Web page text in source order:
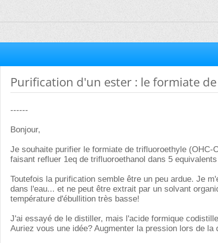
Purification d'un ester : le formiate
------
Bonjour,
Je souhaite purifier le formiate de trifluoroethyle (OHC-
faisant refluer 1eq de trifluoroethanol dans 5
Toutefois la purification semble être un peu ardue. Je
dans l'eau... et ne peut être extrait par un solvant
température d'ébullition très basse!
J'ai essayé de le distiller, mais l'acide formique
Auriez vous une idée? Augmenter la pression lors de la